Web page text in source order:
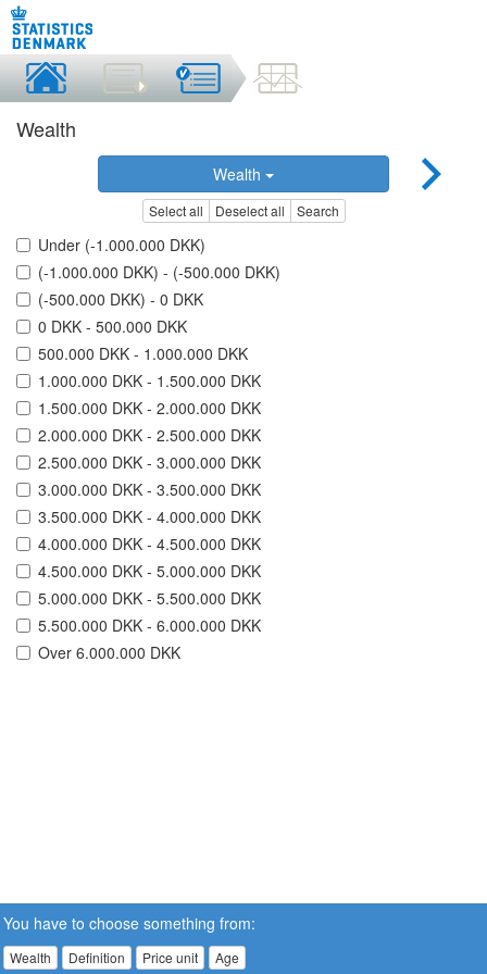
Wealth
Wealth
Select all Deselect all Search
Under (-1.000.000 DKK)
(-1.000.000 DKK) - (-500.000 DKK)
(-500.000 DKK) - 0 DKK
0 DKK - 500.000 DKK
500.000 DKK - 1.000.000 DKK
1.000.000 DKK - 1.500.000 DKK
1.500.000 DKK - 2.000.000 DKK
2.000.000 DKK - 2.500.000 DKK
2.500.000 DKK - 3.000.000 DKK
3.000.000 DKK - 3.500.000 DKK
3.500.000 DKK - 4.000.000 DKK
4.000.000 DKK - 4.500.000 DKK
4.500.000 DKK - 5.000.000 DKK
5.000.000 DKK - 5.500.000 DKK
5.500.000 DKK - 6.000.000 DKK
Over 6.000.000 DKK
You have to choose something from:
Wealth Definition Price unit Age